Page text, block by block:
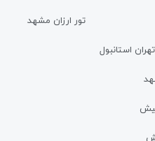
استانبول
تور ارزان مشهد